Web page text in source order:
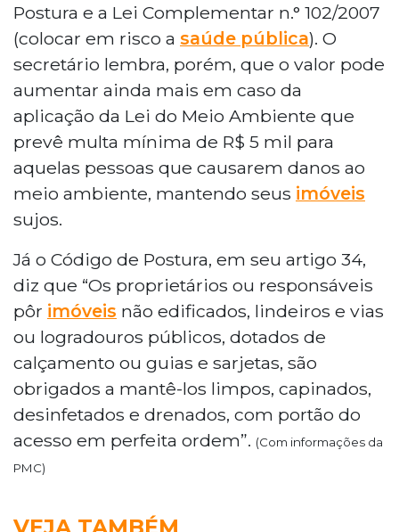
Postura e a Lei Complementar n.° 102/2007
(colocar em risco a saúde pública). O
secretário lembra, porém, que o valor pode
aumentar ainda mais em caso da
aplicação da Lei do Meio Ambiente que
prevê multa mínima de R$ 5 mil para
aquelas pessoas que causarem danos ao
meio ambiente, mantendo seus imóveis
sujos.
Já o Código de Postura, em seu artigo 34,
diz que “Os proprietários ou responsáveis
pôr imóveis não edificados, lindeiros e vias
ou logradouros públicos, dotados de
calçamento ou guias e sarjetas, são
obrigados a mantê-los limpos, capinados,
desinfetados e drenados, com portão do
acesso em perfeita ordem”. (Com informações da
PMC)